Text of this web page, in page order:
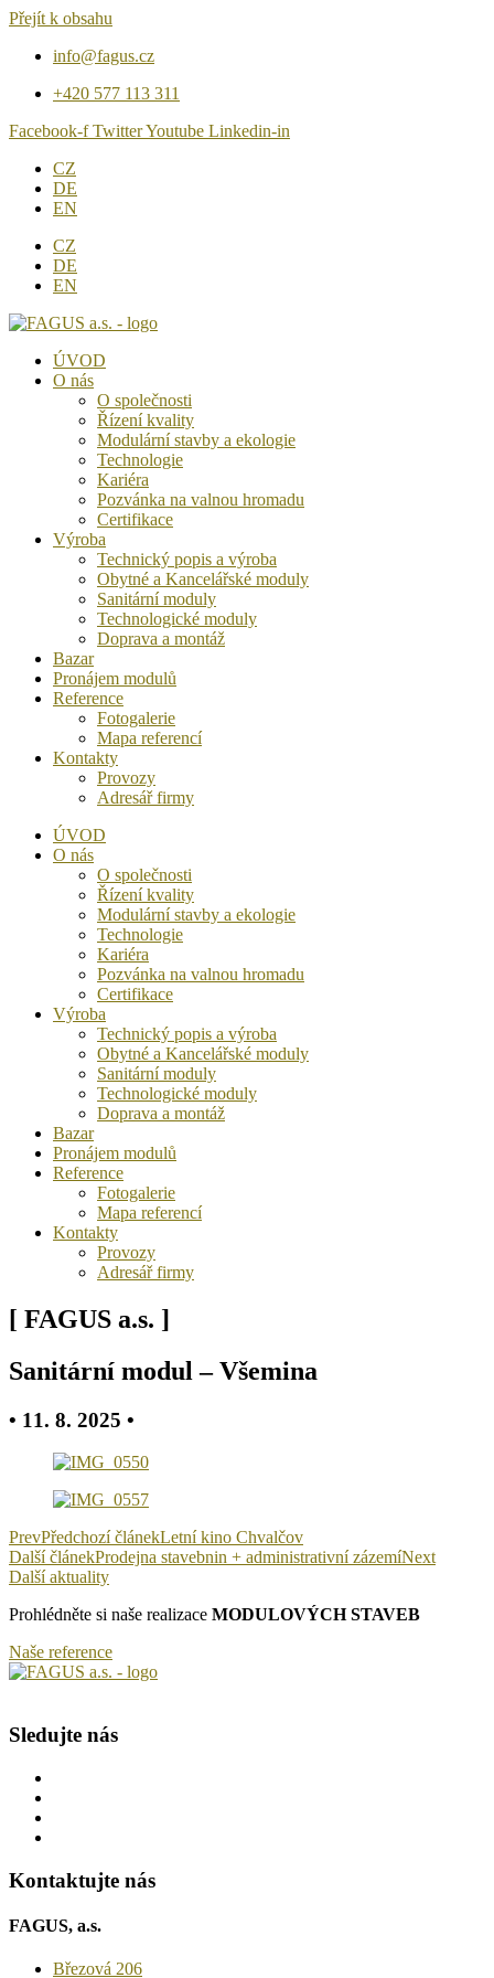
Přejít k obsahu
info@fagus.cz
+420 577 113 311
Facebook-f TwitterYoutube Linkedin-in
CZ
DE
EN
CZ
DE
EN
ÚVOD
O nás
O společnosti
Řízení kvality
Modulární stavby a ekologie
Technologie
Kariéra
Pozvánka na valnou hromadu
Certifikace
Výroba
Technický popis a výroba
Obytné a Kancelářské moduly
Sanitární moduly
Technologické moduly
Doprava a montáž
Bazar
Pronájem modulů
Reference
Fotogalerie
Mapa referencí
Kontakty
Provozy
Adresář firmy
ÚVOD
O nás
O společnosti
Řízení kvality
Modulární stavby a ekologie
Technologie
Kariéra
Pozvánka na valnou hromadu
Certifikace
Výroba
Technický popis a výroba
Obytné a Kancelářské moduly
Sanitární moduly
Technologické moduly
Doprava a montáž
Bazar
Pronájem modulů
Reference
Fotogalerie
Mapa referencí
Kontakty
Provozy
Adresář firmy
[ FAGUS a.s. ]
Sanitární modul – Všemina
• 11. 8. 2025 •
PrevPředchozí článekLetní kino Chvalčov
Další článekProdejna stavebnin + administrativní zázemíNext
Další aktuality
Prohlédněte si naše realizace MODULOVÝCH STAVEB
Naše reference
Sledujte nás
Kontaktujte nás
FAGUS, a.s.
Březová 206